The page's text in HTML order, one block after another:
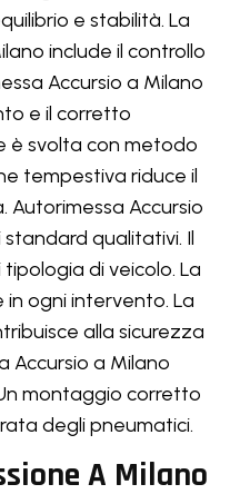
e stabilità. La
include il controllo
Accursio a Milano
e il corretto
è svolta con metodo
tempestiva riduce il
Autorimessa Accursio
qualitativi. Il
di veicolo. La
ogni intervento. La
alla sicurezza
Accursio a Milano
montaggio corretto
degli pneumatici.
A Milano